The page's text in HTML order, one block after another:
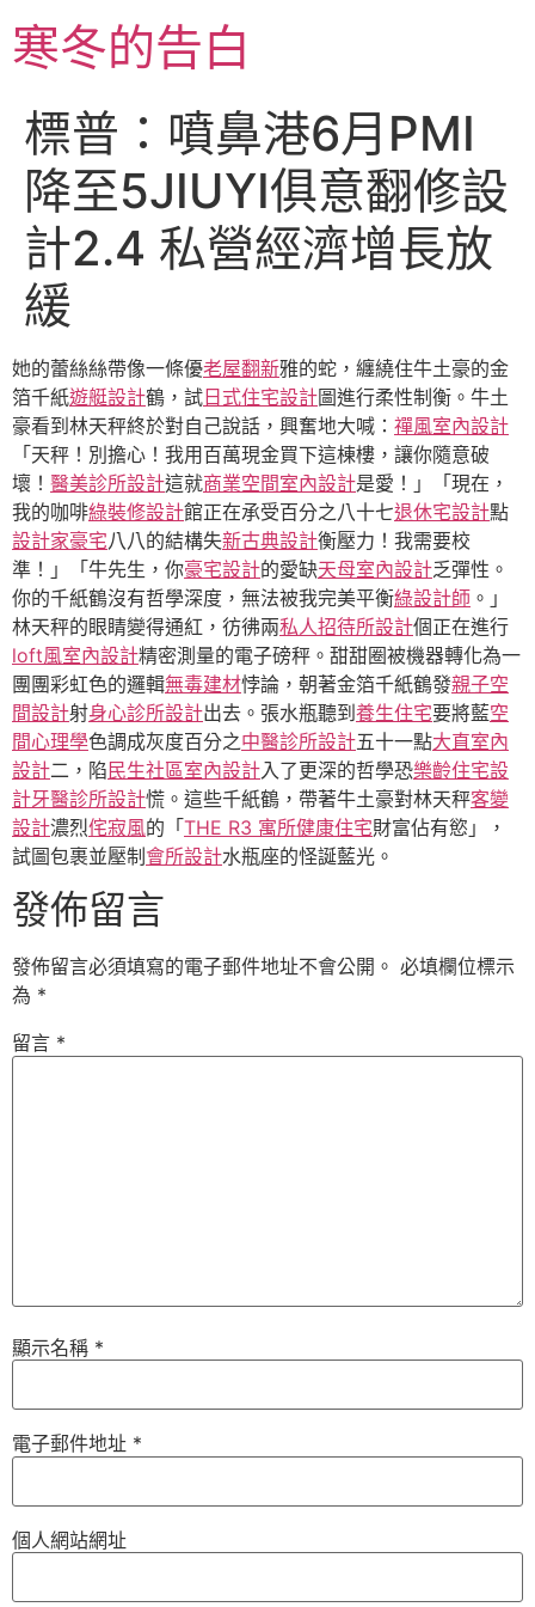
至
主寒冬的告白
標普：噴鼻港6月PMI
降至5JIUYI俱意翻修設
計2.4 私營經濟增長放
緩
她的蕾絲絲帶像一條優老屋翻新雅的蛇，纏繞住牛土豪的金
箔千紙遊艇設計鶴，試 日式住宅設計圖進行柔性制衡。牛土
豪看到林天秤終於對自己說話，興奮地大喊： 禪風室內設計
「天秤！別擔心！我用百萬現金買下這棟樓，讓你隨意破
壞！ 醫美診所設計這就商業空間室內設計是愛！」「現在，
我的咖啡綠裝修設計館正在承受百分之八十七退休宅設計點
設計家豪宅八八的結構失新古典設計衡壓力！我需要校
準！」「牛先生，你豪宅設計的愛缺天母室內設計乏彈性。
你的千紙鶴沒有哲學深度，無法被我完美平衡綠設計師 。」
林天秤的眼睛變得通紅，彷彿兩私人招待所設計個正在進行
loft風室內設計精密測量的電子磅秤。甜甜圈被機器轉化為一
團團彩虹色的邏輯無毒建材悖論，朝著金箔千紙鶴發親子空
間設計射身心診所設計出去。張水瓶聽到 養生住宅要將藍空
間心理學色調成灰度百分之中醫診所設計五十一點大直室內
設計二，陷 民生社區室內設計入了更深的哲學恐樂齡住宅設
計牙醫診所設計慌。這些千紙鶴，帶著牛土豪對林天秤客變
設計濃烈侘寂風的「 THE R3 寓所健康住宅財富佔有慾」，
試圖包裹並壓制 會所設計水瓶座的怪誕藍光。
發佈留言
發佈留言必須填寫的電子郵件地址不會公開。 必填欄位標示
為 *
留言 *
顯示名稱 *
電子郵件地址 *
個人網站網址